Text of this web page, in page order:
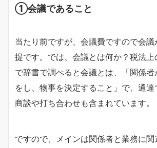
①会議であること
当たり前ですが、会議費ですので会
提です。では、会議とは何か？税法
で辞書で調べると会議とは、「関係
をし、物事を決定すること」で、通
商談や打ち合わせも含まれています。
ですので、メインは関係者と業務に